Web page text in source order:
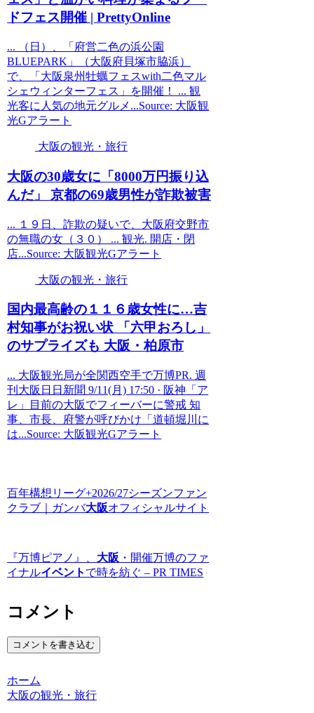
ドフェス開催 | PrettyOnline
... （日）、「府営二色の浜公園
BLUEPARK」（大阪府貝塚市脇浜）
で、「大阪泉州牡蠣フェスwith二色マル
シェウィンターフェス」を開催！ ... 観
光客に人気の地元グルメ...Source: 大阪観
光Gアラート
大阪の観光・旅行
大阪の30歳女に「8000万円振り込
んだ」 京都の69歳男性が詐欺被害
... １９日、詐欺の疑いで、大阪府交野市
の無職の女（３０） ... 観光. 開店・閉
店...Source: 大阪観光Gアラート
大阪の観光・旅行
国内最高齢の１１６歳女性に…吉
村知事がお祝い状 「六甲おろし」
のサプライズも 大阪 ・柏原市
... 大阪観光局が全関西空手で万博PR. 週
刊大阪日日新聞 9/11(月) 17:50 · 阪神「ア
レ」目前の大阪でフィーバーに警戒 知
事、市長、府警が呼びかけ「道頓堀川に
は...Source: 大阪観光Gアラート
百年構想リーグ+2026/27シーズンファン
クラブ｜ガンバ大阪オフィシャルサイト
『万博ピアノ』、 大阪 ・開催万博のファ
イナルイベント で時を紡ぐ – PR TIMES
コメント
コメントを書き込む
ホーム
大阪の観光・旅行